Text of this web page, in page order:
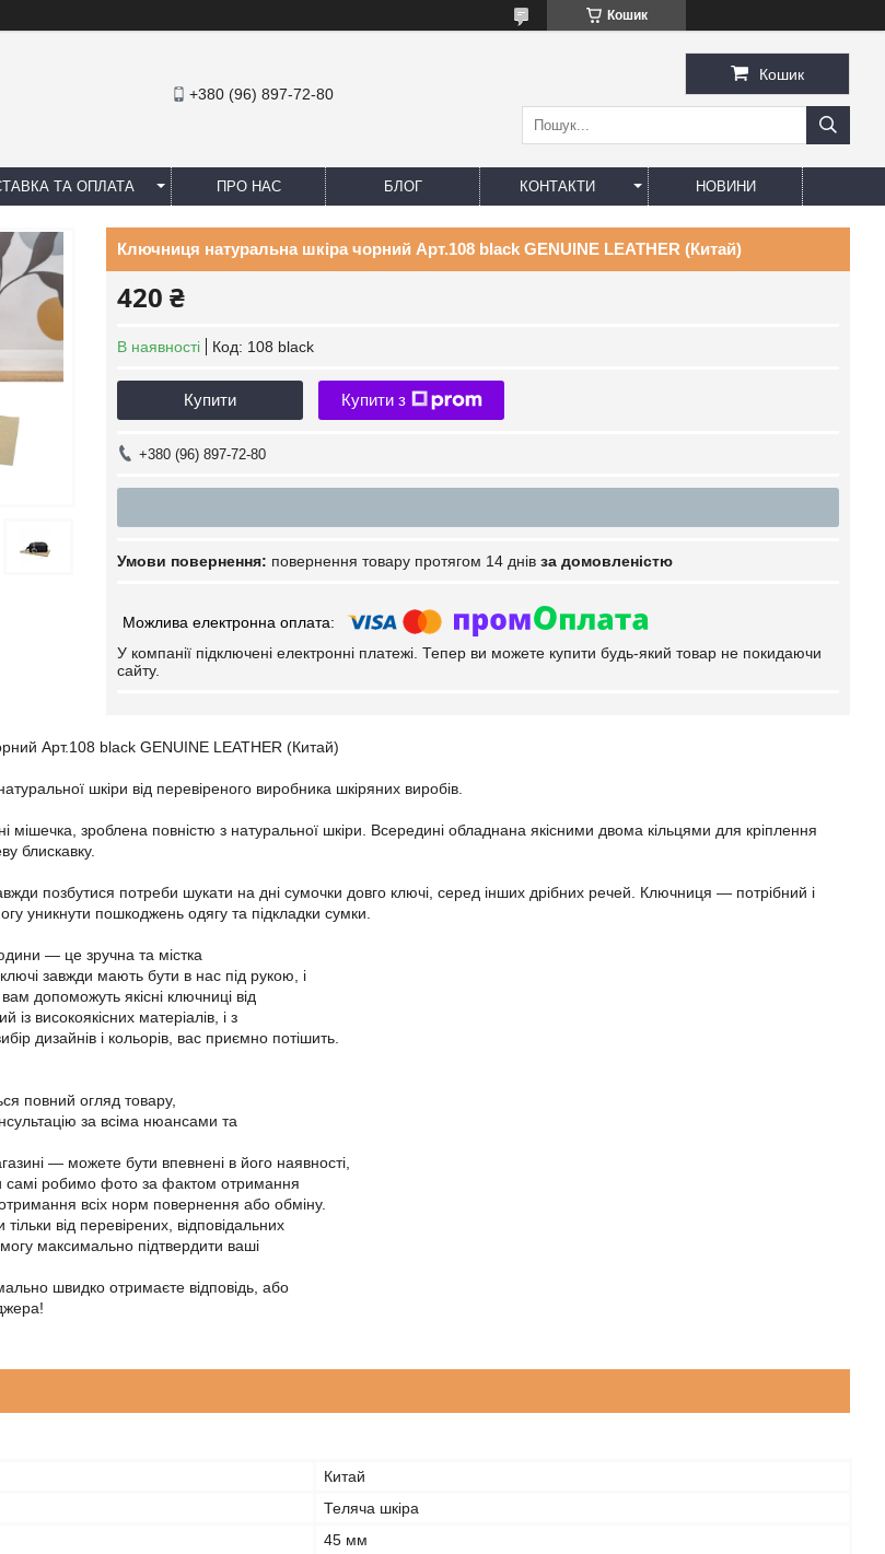
Кошик
+380 (96) 897-72-80
Кошик
ТА ОПЛАТА ПРО НАС БЛОГ КОНТАКТИ НОВИНИ
Ключниця натуральна шкіра чорний Арт.108 black GENUINE LEATHER (Китай)
420 ₴
В наявності Код: 108 black
Купити Купити з
+380 (96) 897-72-80
повернення товару протягом 14 днів за домовленістю
У компанії підключені електронні платежі. Тепер ви можете купити будь-який товар не покидаючи
сайту.
Арт.108 black GENUINE LEATHER (Китай)
шкіри від перевіреного виробника шкіряних виробів.
мішечка, зроблена повністю з натуральної шкіри. Всередині обладнана якісними двома кільцями для кріплення
блискавку.
позбутися потреби шукати на дні сумочки довго ключі, серед інших дрібних речей. Ключниця — потрібний і
уникнути пошкоджень одягу та підкладки сумки.
— це зручна та містка
завжди мають бути в нас під рукою, і
допоможуть якісні ключниці від
високоякісних матеріалів, і з
дизайнів і кольорів, вас приємно потішить.
повний огляд товару,
за всіма нюансами та
— можете бути впевнені в його наявності,
самі робимо фото за фактом отримання
всіх норм повернення або обміну.
від перевірених, відповідальних
максимально підтвердити ваші
швидко отримаєте відповідь, або
Китай
Теляча шкіра
45 мм